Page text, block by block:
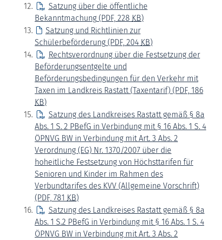
Satzung über die öffentliche
Bekanntmachung (PDF, 228 KB)
Satzung und Richtlinien zur
Schülerbeförderung (PDF, 204 KB)
Rechtsverordnung über die Festsetzung der
Beförderungsentgelte und
Beförderungsbedingungen für den Verkehr mit
Taxen im Landkreis Rastatt (Taxentarif) (PDF, 186
KB)
Satzung des Landkreises Rastatt gemäß § 8a
Abs. 1 S. 2 PBefG in Verbindung mit § 16 Abs. 1 S. 4
ÖPNVG BW in Verbindung mit Art. 3 Abs. 2
Verordnung (EG) Nr. 1370/2007 über die
hoheitliche Festsetzung von Höchsttarifen für
Senioren und Kinder im Rahmen des
Verbundtarifes des KVV (Allgemeine Vorschrift)
(PDF, 781 KB)
Satzung des Landkreises Rastatt gemäß § 8a
Abs. 1 S.2 PBefG in Verbindung mit § 16 Abs. 1 S. 4
ÖPNVG BW in Verbindung mit Art. 3 Abs. 2